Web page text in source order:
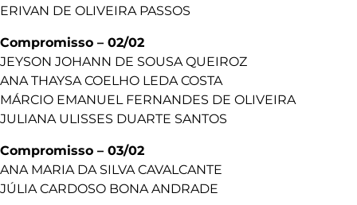
ERIVAN DE OLIVEIRA PASSOS
Compromisso – 02/02
JEYSON JOHANN DE SOUSA QUEIROZ
ANA THAYSA COELHO LEDA COSTA
MÁRCIO EMANUEL FERNANDES DE OLIVEIRA
JULIANA ULISSES DUARTE SANTOS
Compromisso – 03/02
ANA MARIA DA SILVA CAVALCANTE
JÚLIA CARDOSO BONA ANDRADE